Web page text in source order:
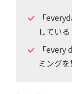
「
している
「
ミング